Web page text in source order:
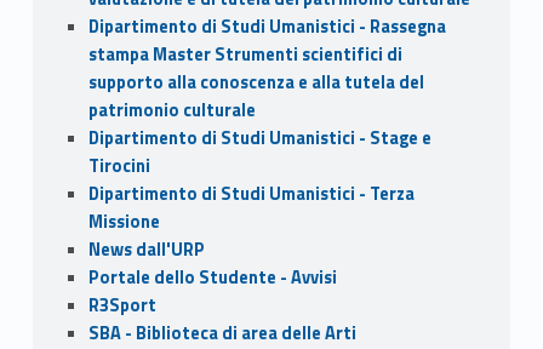
Dipartimento di Studi Umanistici - Rassegna
stampa Master Strumenti scientifici di
supporto alla conoscenza e alla tutela del
patrimonio culturale
Dipartimento di Studi Umanistici - Stage e
Tirocini
Dipartimento di Studi Umanistici - Terza
Missione
News dall'URP
Portale dello Studente - Avvisi
R3Sport
SBA - Biblioteca di area delle Arti